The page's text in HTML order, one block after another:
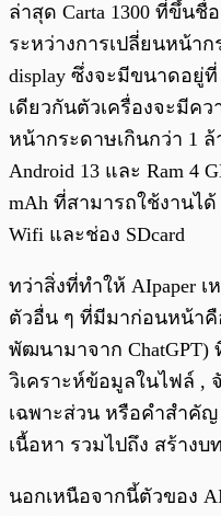
ล่าสุด Carta 1300 ที่ขึ้นชื่
ระหว่างการเปลี่ยนหน้า
display ซึ่งจะมีขนาดอยู่ที่
เดียวกันตัวเครื่องจะมีค
หน้ากระดาษเกินกว่า 1
Android 13 และ Ram 4
mAh ที่สามารถใช้งานได้
Wifi และช่อง SDcard
ทว่าสิ่งที่ทำให้ AIpaper เ
ตัวอื่น ๆ ที่มีมาก่อนหน้าคื
พัฒนามาจาก ChatGPT)
วิเคราะห์ข้อมูลในไฟล์ ,
เฉพาะส่วน หรือคำสำคั
เนื้อหา รวมไปถึง สร้าง
นอกเหนือจากนี้ตัวของ